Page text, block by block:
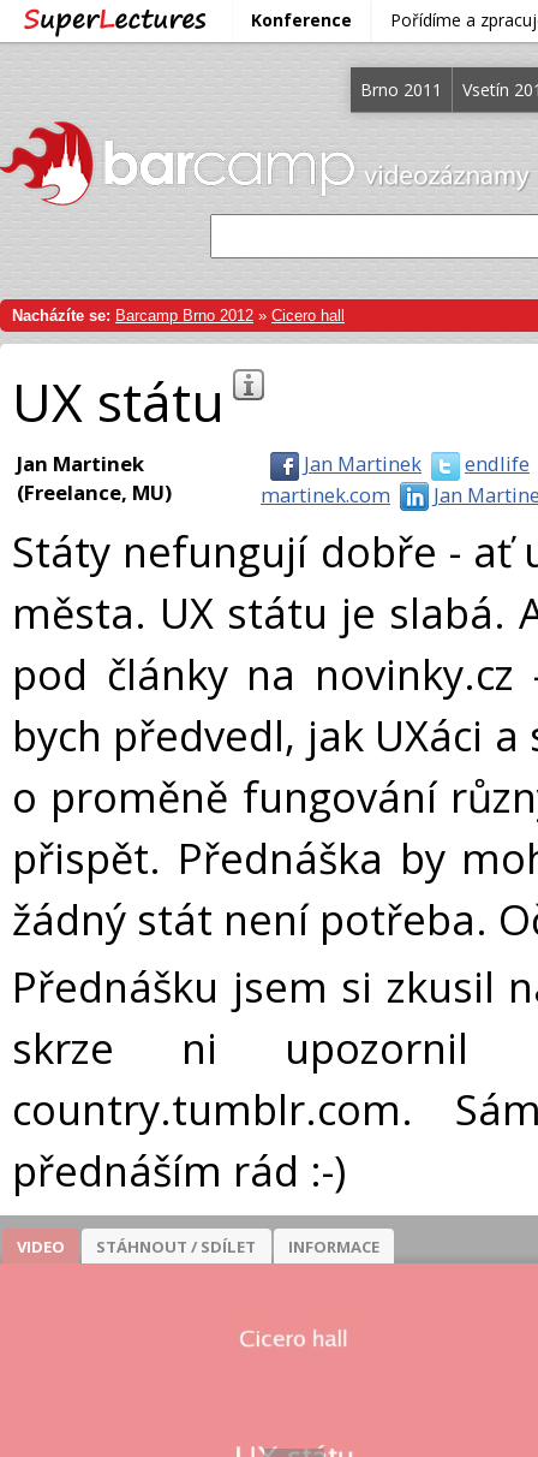
Konference Pořídíme a
Brno 2011 Vsetín
Nacházíte se: Barcamp Brno 2012 » Cicero hall
UX státu
Jan Martinek
(Freelance, MU)
Jan Martinek
endlife
martinek.com
Jan
Státy nefungují dobře - ať
města. UX státu je slabá.
pod články na
bych předvedl, jak UXáci
o proměně fungování
přispět. Přednáška by
žádný stát není potřeba.
Přednášku jsem si zkusil
skrze ni upozornil
country.tumblr.com.
přednáším rád :-)
VIDEO STÁHNOUT / SDÍLET INFORMACE